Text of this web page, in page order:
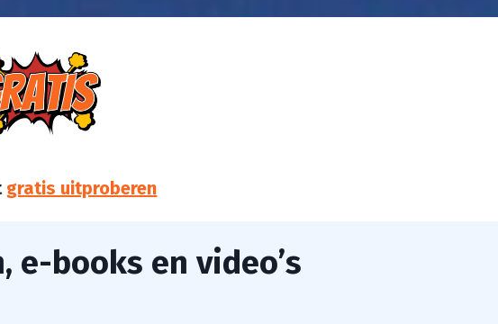
gratis uitproberen
e-books en video’s